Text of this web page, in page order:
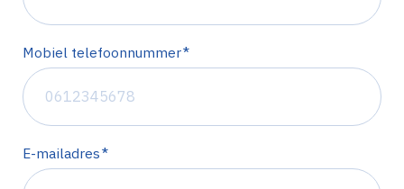
Mobiel telefoonnummer*
E-mailadres*